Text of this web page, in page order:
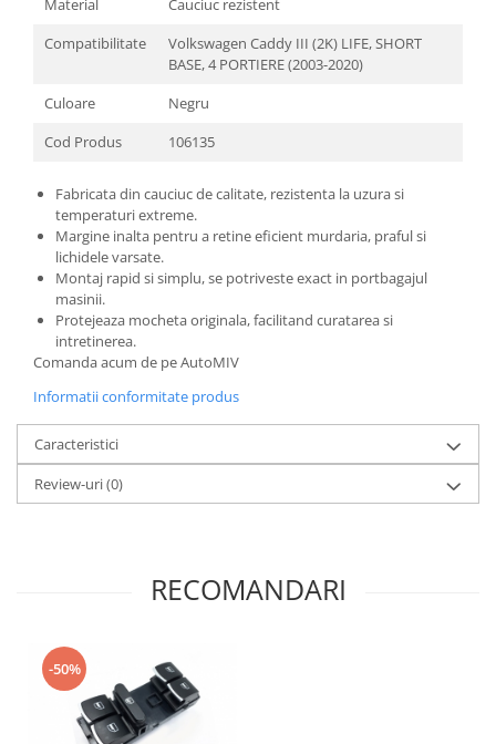
Material
Cauciuc rezistent
Compatibilitate
Volkswagen Caddy III (2K) LIFE, SHORT
BASE, 4 PORTIERE (2003-2020)
Culoare
Negru
Cod Produs
106135
Fabricata din cauciuc de calitate, rezistenta la uzura si
temperaturi extreme.
Margine inalta pentru a retine eficient murdaria, praful si
lichidele varsate.
Montaj rapid si simplu, se potriveste exact in portbagajul
masinii.
Protejeaza mocheta originala, facilitand curatarea si
intretinerea.
Comanda acum de pe AutoMIV
Informatii conformitate produs
Caracteristici
Review-uri(0)
RECOMANDARI
-50%